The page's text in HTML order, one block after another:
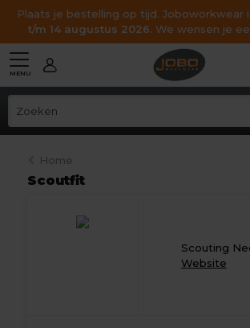
Plaats je bestelling op tijd. Joboworkwear
t/m 14 augustus 2026. We wensen je
MENU
Home
Scoutfit
Scouting
Website